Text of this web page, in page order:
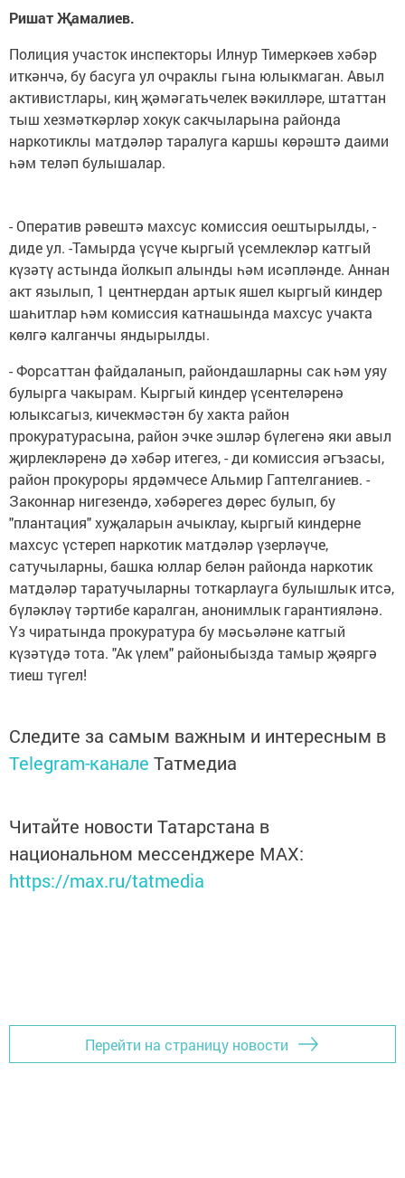
Ришат Җамалиев.
Полиция участок инспекторы Илнур Тимеркәев хәбәр
иткәнчә, бу басуга ул очраклы гына юлыкмаган. Авыл
активистлары, киң җәмәгатьчелек вәкилләре, штаттан
тыш хезмәткәрләр хокук сакчыларына районда
наркотиклы матдәләр таралуга каршы көрәштә даими
һәм теләп булышалар.
- Оператив рәвештә махсус комиссия оештырылды, -
диде ул. -Тамырда үсүче кыргый үсемлекләр катгый
күзәтү астында йолкып алынды һәм исәпләнде. Аннан
акт язылып, 1 центнердан артык яшел кыргый киндер
шаһитлар һәм комиссия катнашында махсус учакта
көлгә калганчы яндырылды.
- Форсаттан файдаланып, райондашларны сак һәм уяу
булырга чакырам. Кыргый киндер үсентеләренә
юлыксагыз, кичекмәстән бу хакта район
прокуратурасына, район эчке эшләр бүлегенә яки авыл
җирлекләренә дә хәбәр итегез, - ди комиссия әгъзасы,
район прокуроры ярдәмчесе Альмир Гаптелганиев. -
Законнар нигезендә, хәбәрегез дөрес булып, бу
"плантация" хуҗаларын ачыклау, кыргый киндерне
махсус үстереп наркотик матдәләр үзерләүче,
сатучыларны, башка юллар белән районда наркотик
матдәләр таратучыларны тоткарлауга булышлык итсә,
бүләкләү тәртибе каралган, анонимлык гарантияләнә.
Үз чиратында прокуратура бу мәсьәләне катгый
күзәтүдә тота. "Ак үлем" районыбызда тамыр җәяргә
тиеш түгел!
Следите за самым важным и интересным в
Telegram-канале Татмедиа
Читайте новости Татарстана в
национальном мессенджере MАХ:
https://max.ru/tatmedia
Перейти на страницу новости